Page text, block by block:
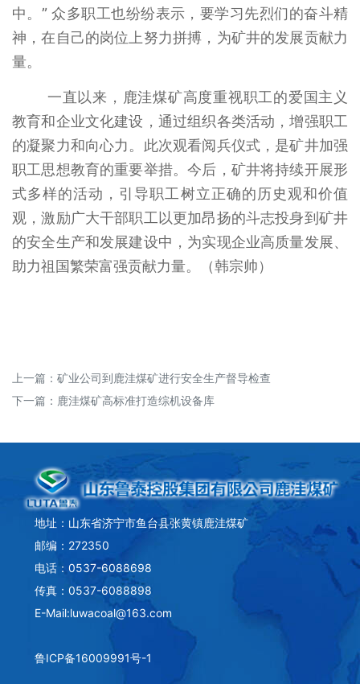
中。” 众多职工也纷纷表示，要学习先烈们的奋斗精
神，在自己的岗位上努力拼搏，为矿井的发展贡献力
量。
一直以来，鹿洼煤矿高度重视职工的爱国主义
教育和企业文化建设，通过组织各类活动，增强职工
的凝聚力和向心力。此次观看阅兵仪式，是矿井加强
职工思想教育的重要举措。今后，矿井将持续开展形
式多样的活动，引导职工树立正确的历史观和价值
观，激励广大干部职工以更加昂扬的斗志投身到矿井
的安全生产和发展建设中，为实现企业高质量发展、
助力祖国繁荣富强贡献力量。（韩宗帅）
上一篇： 矿业公司到鹿洼煤矿进行安全生产督导检查
下一篇： 鹿洼煤矿高标准打造综机设备库
地址：山东省济宁市鱼台县张黄镇鹿洼煤矿
邮编：272350
电话：0537-6088698
传真：0537-6088898
E-Mail:luwacoal@163.com
鲁ICP备16009991号-1